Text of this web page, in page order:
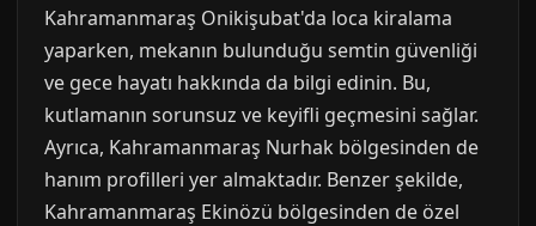
Kahramanmaraş Onikişubat'da loca kiralama
yaparken, mekanın bulunduğu semtin güvenliği
ve gece hayatı hakkında da bilgi edinin. Bu,
kutlamanın sorunsuz ve keyifli geçmesini sağlar.
Ayrıca, Kahramanmaraş Nurhak bölgesinden de
hanım profilleri yer almaktadır. Benzer şekilde,
Kahramanmaraş Ekinözü bölgesinden de özel